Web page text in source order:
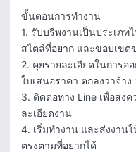
ขั้นตอนการทำงาน
1. รับบรีพงานเป็นประเภ
สไตล์ที่อยาก และขอบเขต
2. คุยรายละเอียดในการ
ใบเสนอราคา ตกลงว่าจ้าง
3. ติดต่อทาง Line เพื่อส่ง
ละเอียดงาน
4. เริ่มทำงาน และส่งงาน
ตรงตามที่อยากได้